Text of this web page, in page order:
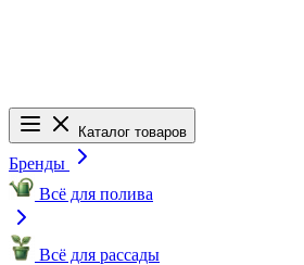
Каталог товаров
Бренды
Всё для полива
Всё для рассады